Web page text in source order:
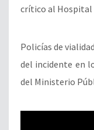
crítico al Hospital
Policías de
del incidente en
del Ministerio